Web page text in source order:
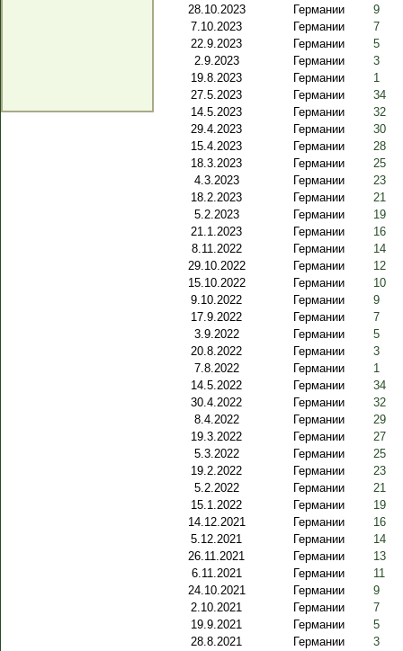
28.10.2023
Германии
9
7.10.2023
Германии
7
22.9.2023
Германии
5
2.9.2023
Германии
3
19.8.2023
Германии
1
27.5.2023
Германии
34
14.5.2023
Германии
32
29.4.2023
Германии
30
15.4.2023
Германии
28
18.3.2023
Германии
25
4.3.2023
Германии
23
18.2.2023
Германии
21
5.2.2023
Германии
19
21.1.2023
Германии
16
8.11.2022
Германии
14
29.10.2022
Германии
12
15.10.2022
Германии
10
9.10.2022
Германии
9
17.9.2022
Германии
7
3.9.2022
Германии
5
20.8.2022
Германии
3
7.8.2022
Германии
1
14.5.2022
Германии
34
30.4.2022
Германии
32
8.4.2022
Германии
29
19.3.2022
Германии
27
5.3.2022
Германии
25
19.2.2022
Германии
23
5.2.2022
Германии
21
15.1.2022
Германии
19
14.12.2021
Германии
16
5.12.2021
Германии
14
26.11.2021
Германии
13
6.11.2021
Германии
11
24.10.2021
Германии
9
2.10.2021
Германии
7
19.9.2021
Германии
5
28.8.2021
Германии
3